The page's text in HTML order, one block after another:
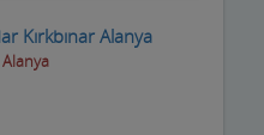
Kırkbınar Alanya